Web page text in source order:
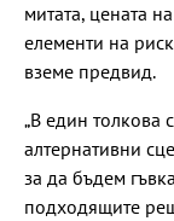
митата, цената
елементи на
вземе предвид.
„В един толкова
алтернативни
за да бъдем
подходящите